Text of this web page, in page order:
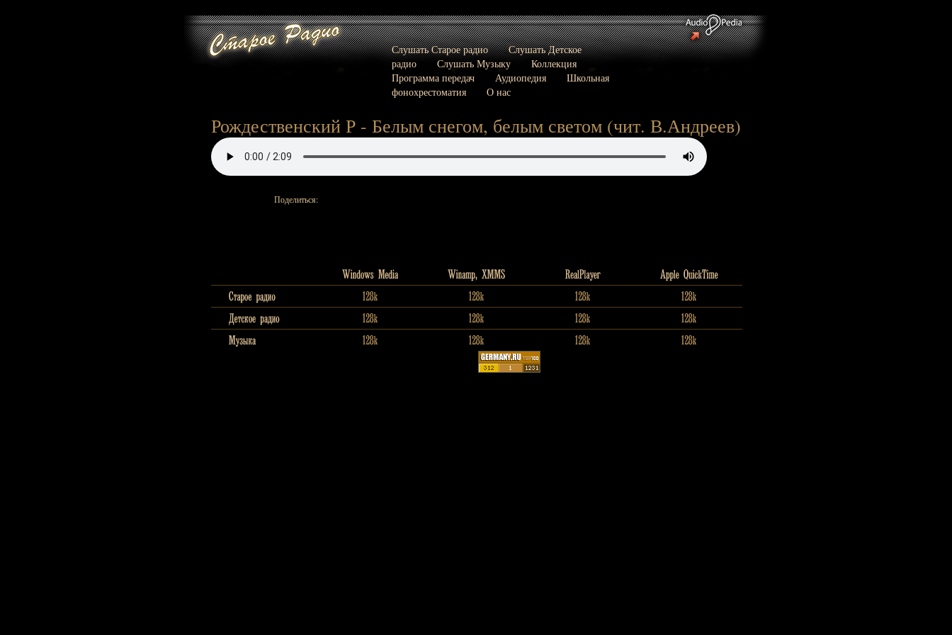
Слушать Старое радио
Слушать Детское
радио
Слушать Музыку
Коллекция
Программа передач
Аудиопедия
Школьная
фонохрестоматия
О нас
Рождественский Р - Белым снегом, белым светом (чит. В.Андреев)
Поделиться: